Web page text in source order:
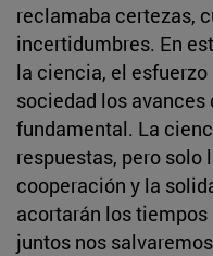
reclamaba certezas,
incertidumbres. En
la ciencia, el
sociedad los
fundamental. La
respuestas, pero
cooperación y la
acortarán los
juntos nos